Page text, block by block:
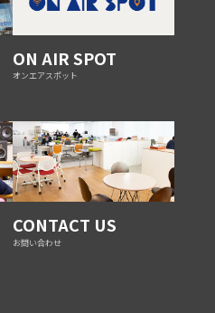
ON AIR SPOT
オンエアスポット
CONTACT US
お問い合わせ